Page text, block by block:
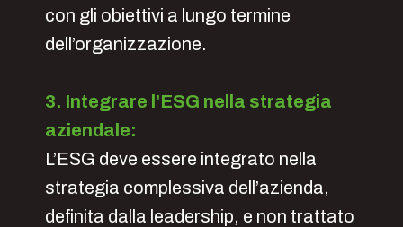
con gli obiettivi a lungo termine
dell’organizzazione.
3. Integrare l’ESG nella strategia
aziendale:
L’ESG deve essere integrato nella
strategia complessiva dell’azienda,
definita dalla leadership, e non trattato